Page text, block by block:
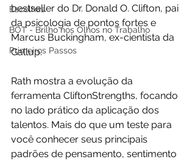
Escolhas
BOT - Brilho nos Olhos no Trabalho
Primeiros Passos
bestseller do Dr. Donald O. Clifton, pai
da psicologia de pontos fortes e
Marcus Buckingham, ex-cientista da
Gallup.
Rath mostra a evolução da
ferramenta CliftonStrengths, focando
no lado prático da aplicação dos
talentos. Mais do que um teste para
você conhecer seus principais
padrões de pensamento, sentimento